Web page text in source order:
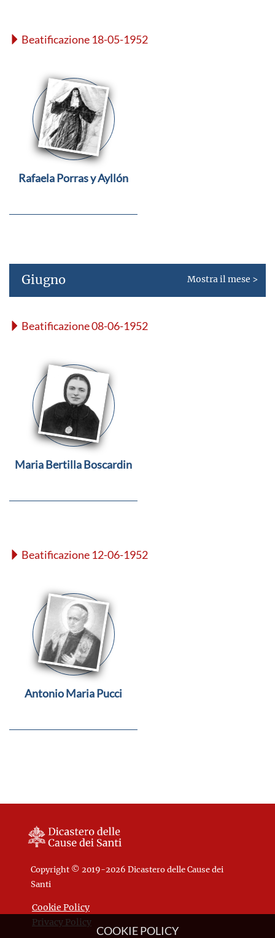
Beatificazione 18-05-1952
Rafaela Porras y Ayllón
Giugno Mostra il mese >
Beatificazione 08-06-1952
Maria Bertilla Boscardin
Beatificazione 12-06-1952
Antonio Maria Pucci
Copyright © 2019-2026 Dicastero delle Cause dei
Santi
Cookie Policy
Privacy Policy
COOKIE POLICY